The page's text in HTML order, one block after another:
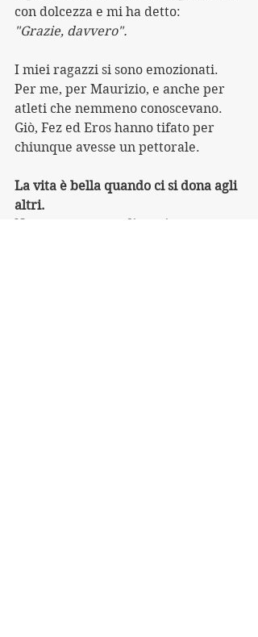
con dolcezza e mi ha detto:
"Grazie, davvero".
I miei ragazzi si sono emozionati.
Per me, per Maurizio, e anche per
atleti che nemmeno conoscevano.
Giò, Fez ed Eros hanno tifato per
chiunque avesse un pettorale.
La vita è bella quando ci si dona agli
altri.
Non servono grandi gesti.